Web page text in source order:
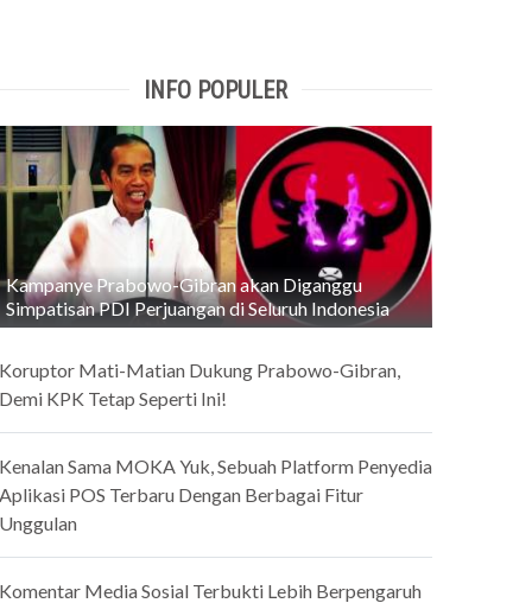
INFO POPULER
Kampanye Prabowo-Gibran akan Diganggu
Simpatisan PDI Perjuangan di Seluruh Indonesia
Mati-Matian Dukung Prabowo-Gibran,
KPK Tetap Seperti Ini!
Sama MOKA Yuk, Sebuah Platform Penyedia
POS Terbaru Dengan Berbagai Fitur
Media Sosial Terbukti Lebih Berpengaruh